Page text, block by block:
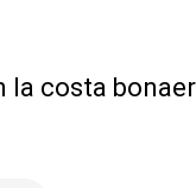
costa